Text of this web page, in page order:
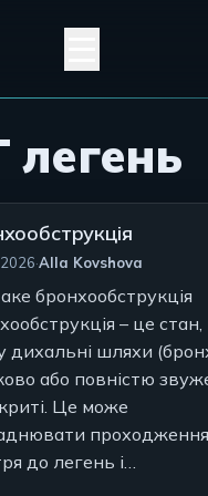
·Автор:
Alla Kovshova
бронхообструкція
– це
дихальні шляхи
або повністю
Це може
проходження
до легень і…